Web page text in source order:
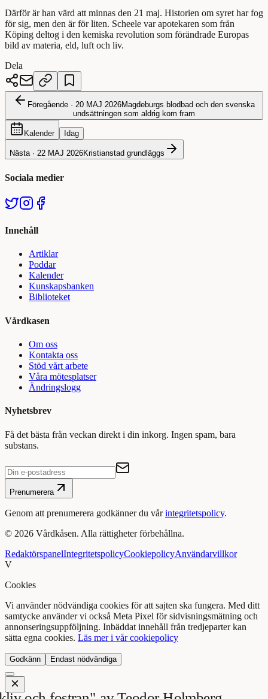
Därför är han värd att minnas den 21 maj. Historien om syret har fog
för sig, men den är för liten. Scheele var apotekaren som från
Köping deltog i den kemiska revolution som förändrade Europas
bild av materia, eld, luft och liv.
Dela
Föregående · 20 MAJ 2026Magdeburgs blodbad och den svenska
undsättningen som aldrig kom fram
Kalender Idag
Nästa · 22 MAJ 2026Kristianstad grundläggs
Sociala medier
Innehåll
Artiklar
Poddar
Kalender
Kunskapsbanken
Biblioteket
Vårdkasen
Om oss
Kontakta oss
Stöd vårt arbete
Våra mötesplatser
Ändringslogg
Nyhetsbrev
Få det bästa från veckan direkt i din inkorg. Ingen spam, bara
substans.
Prenumerera
Genom att prenumerera godkänner du vår integritetspolicy.
© 2026 Vårdkåsen. Alla rättigheter förbehållna.
RedaktörspanelIntegritetspolicyCookiepolicyAnvändarvillkor
V
Cookies
Vi använder nödvändiga cookies för att sajten ska fungera. Med ditt
samtycke använder vi också Meta Pixel för sidvisningsmätning och
annonseringsuppföljning. Inbäddat innehåll från tredjeparter kan
sätta egna cookies. Läs mer i vår cookiepolicy
Godkänn Endast nödvändiga